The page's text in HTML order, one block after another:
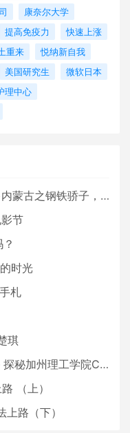
康奈尔大学
提高免疫力
快速上涨
重来
悦纳新自我
美国研究生
微软日本
理中心
古之钢铁骄子，魅力包头
节
时光
札
琪
学院Caltech博士生活 [上集]
（上）
路（下）